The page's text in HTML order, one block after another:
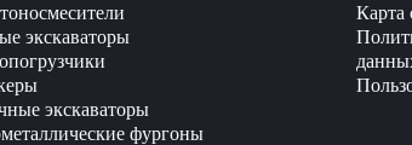
экскаваторы
экскаваторы
фургоны
Карта